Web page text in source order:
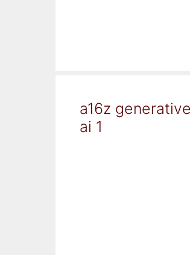
a16z generative
ai 1